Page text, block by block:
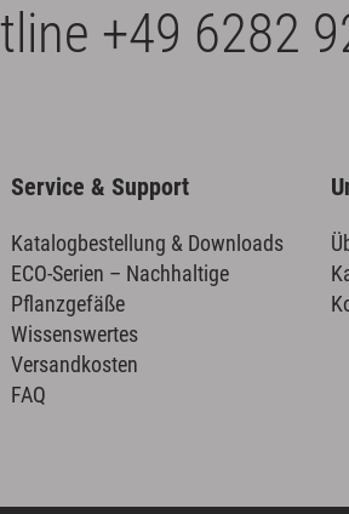
+49 6282
Service & Support
Katalogbestellung & Downloads
ECO-Serien – Nachhaltige
Pflanzgefäße
Wissenswertes
Versandkosten
FAQ